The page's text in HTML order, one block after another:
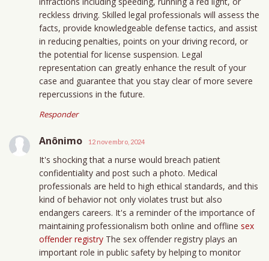
reckless driving. Skilled legal professionals will assess the
facts, provide knowledgeable defense tactics, and assist
in reducing penalties, points on your driving record, or
the potential for license suspension. Legal
representation can greatly enhance the result of your
case and guarantee that you stay clear of more severe
repercussions in the future.
Responder
Anônimo 12 novembro, 2024
It's shocking that a nurse would breach patient
confidentiality and post such a photo. Medical
professionals are held to high ethical standards, and this
kind of behavior not only violates trust but also
endangers careers. It's a reminder of the importance of
maintaining professionalism both online and offline sex
offender registry The sex offender registry plays an
important role in public safety by helping to monitor